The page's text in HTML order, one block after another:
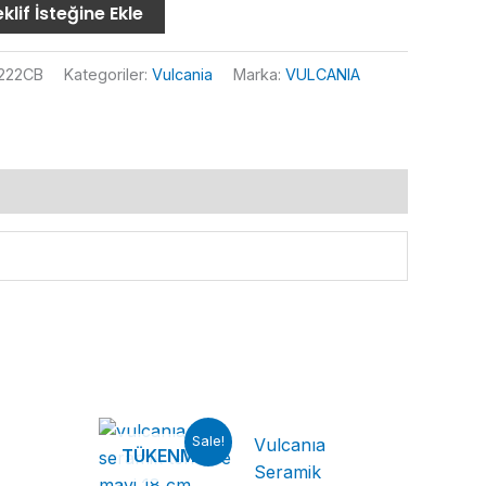
İsteğine Ekle
Kategoriler: Vulcania Marka: VULCANIA
Sale!
TÜKENMIŞ
Vulcanıa
Seramik